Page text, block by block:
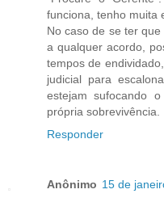
funciona, tenho muita
No caso de se ter
a qualquer acordo,
tempos de
judicial para
estejam sufocando
própria sobrevivência.
Responder
Anônimo 15 de